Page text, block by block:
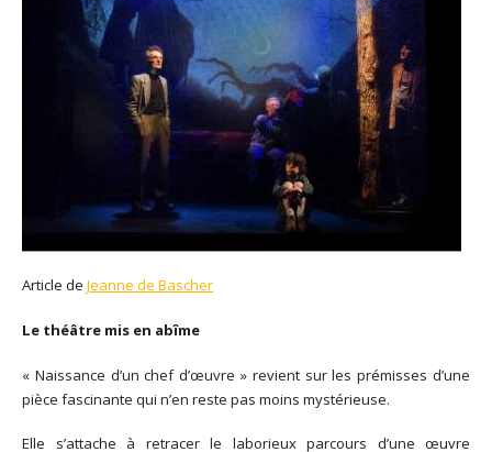
Article de Jeanne de Bascher
Le théâtre mis en abîme
« Naissance d’un chef d’œuvre » revient sur les prémisses d’une
pièce fascinante qui n’en reste pas moins mystérieuse.
Elle s’attache à retracer le laborieux parcours d’une œuvre